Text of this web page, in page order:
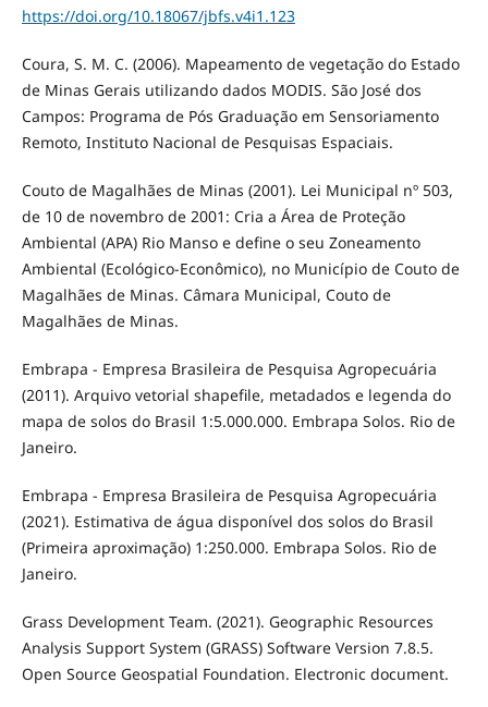
https://doi.org/10.18067/jbfs.v4i1.123
Coura, S. M. C. (2006). Mapeamento de vegetação do Estado
de Minas Gerais utilizando dados MODIS. São José dos
Campos: Programa de Pós Graduação em Sensoriamento
Remoto, Instituto Nacional de Pesquisas Espaciais.
Couto de Magalhães de Minas (2001). Lei Municipal nº 503,
de 10 de novembro de 2001: Cria a Área de Proteção
Ambiental (APA) Rio Manso e define o seu Zoneamento
Ambiental (Ecológico-Econômico), no Município de Couto de
Magalhães de Minas. Câmara Municipal, Couto de
Magalhães de Minas.
Embrapa - Empresa Brasileira de Pesquisa Agropecuária
(2011). Arquivo vetorial shapefile, metadados e legenda do
mapa de solos do Brasil 1:5.000.000. Embrapa Solos. Rio de
Janeiro.
Embrapa - Empresa Brasileira de Pesquisa Agropecuária
(2021). Estimativa de água disponível dos solos do Brasil
(Primeira aproximação) 1:250.000. Embrapa Solos. Rio de
Janeiro.
Grass Development Team. (2021). Geographic Resources
Analysis Support System (GRASS) Software Version 7.8.5.
Open Source Geospatial Foundation. Electronic document.